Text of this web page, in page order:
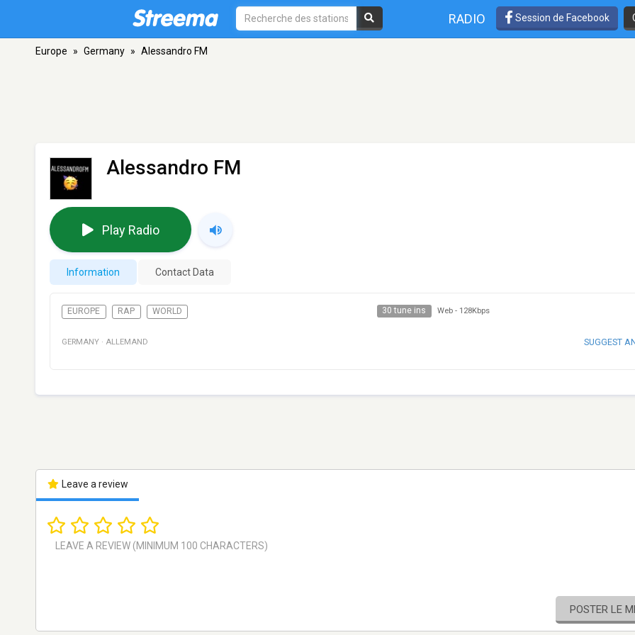
RADIO Session de Facebook
Europe » Germany » Alessandro FM
Alessandro FM
Play Radio
Information Contact Data
EUROPE RAP WORLD 30 tune ins Web - 128Kbps
GERMANY · ALLEMAND SUGGEST
Leave a review
POSTER LE